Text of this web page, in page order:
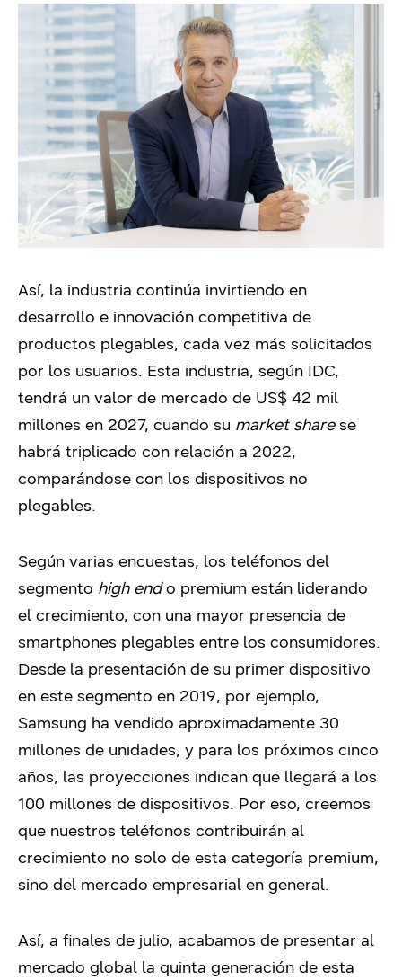
Así, la industria continúa invirtiendo en
desarrollo e innovación competitiva de
productos plegables, cada vez más solicitados
por los usuarios. Esta industria, según IDC,
tendrá un valor de mercado de US$ 42 mil
millones en 2027, cuando su market sharese
habrá triplicado con relación a 2022,
comparándose con los dispositivos no
plegables.
Según varias encuestas, los teléfonos del
segmento high endo premium están liderando
el crecimiento, con una mayor presencia de
smartphones plegables entre los consumidores.
Desde la presentación de su primer dispositivo
en este segmento en 2019, por ejemplo,
Samsung ha vendido aproximadamente 30
millones de unidades, y para los próximos cinco
años, las proyecciones indican que llegará a los
100 millones de dispositivos. Por eso, creemos
que nuestros teléfonos contribuirán al
crecimiento no solo de esta categoría premium,
sino del mercado empresarial en general.
Así, a finales de julio, acabamos de presentar al
mercado global la quinta generación de esta